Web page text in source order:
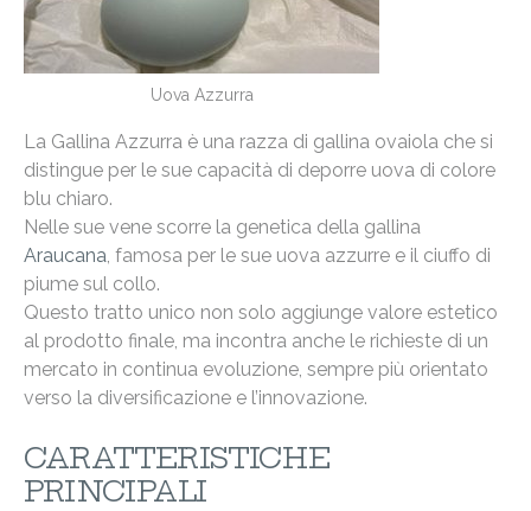
Uova Azzurra
La Gallina Azzurra è una razza di gallina ovaiola che si
distingue per le sue capacità di deporre uova di colore
blu chiaro.
Nelle sue vene scorre la genetica della gallina
Araucana, famosa per le sue uova azzurre e il ciuffo di
piume sul collo.
Questo tratto unico non solo aggiunge valore estetico
al prodotto finale, ma incontra anche le richieste di un
mercato in continua evoluzione, sempre più orientato
verso la diversificazione e l’innovazione.
CARATTERISTICHE
PRINCIPALI